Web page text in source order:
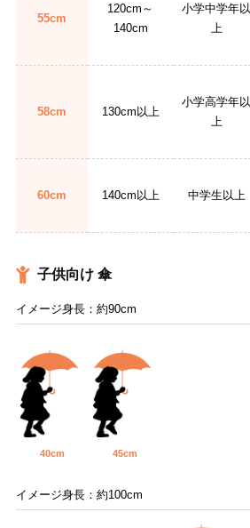
55cm
120cm～
140cm
小学中学年以
上
58cm 130cm以上
小学高学年以
上
60cm 140cm以上 中学生以上
子供向け 傘
イメージ身長：約90cm
40cm 45cm
イメージ身長：約100cm